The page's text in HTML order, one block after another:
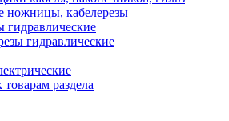
ножницы, кабелерезы
гидравлические
гидравлические
товарам раздела